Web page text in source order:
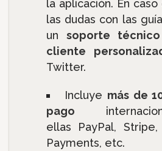
la aplicación. En
las dudas con las
un soporte
cliente
Twitter.
Incluye más de
pago
ellas PayPal,
Payments, etc.